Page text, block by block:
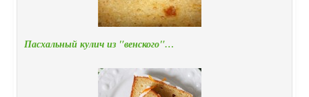
Пасхальный кулич из "венского"…